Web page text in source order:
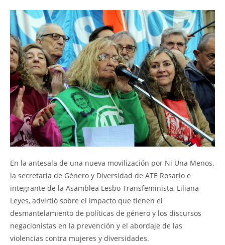
En la antesala de una nueva movilización por Ni Una Menos,
la secretaria de Género y Diversidad de ATE Rosario e
integrante de la Asamblea Lesbo Transfeminista, Liliana
Leyes, advirtió sobre el impacto que tienen el
desmantelamiento de políticas de género y los discursos
negacionistas en la prevención y el abordaje de las
violencias contra mujeres y diversidades.